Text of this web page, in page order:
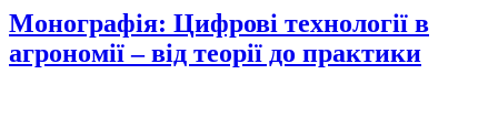
Монографія: Цифрові технології в
агрономії – від теорії до практики